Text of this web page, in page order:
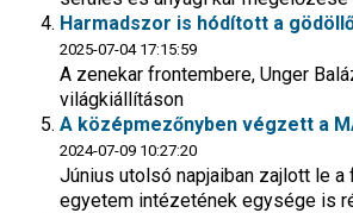
Harmadszor is hódított a
2025-07-04 17:15:59
A zenekar frontembere, Unger
világkiállításon
A középmezőnyben végzett a
2024-07-09 10:27:20
Június utolsó napjaiban zajlott le
egyetem intézetének egysége is